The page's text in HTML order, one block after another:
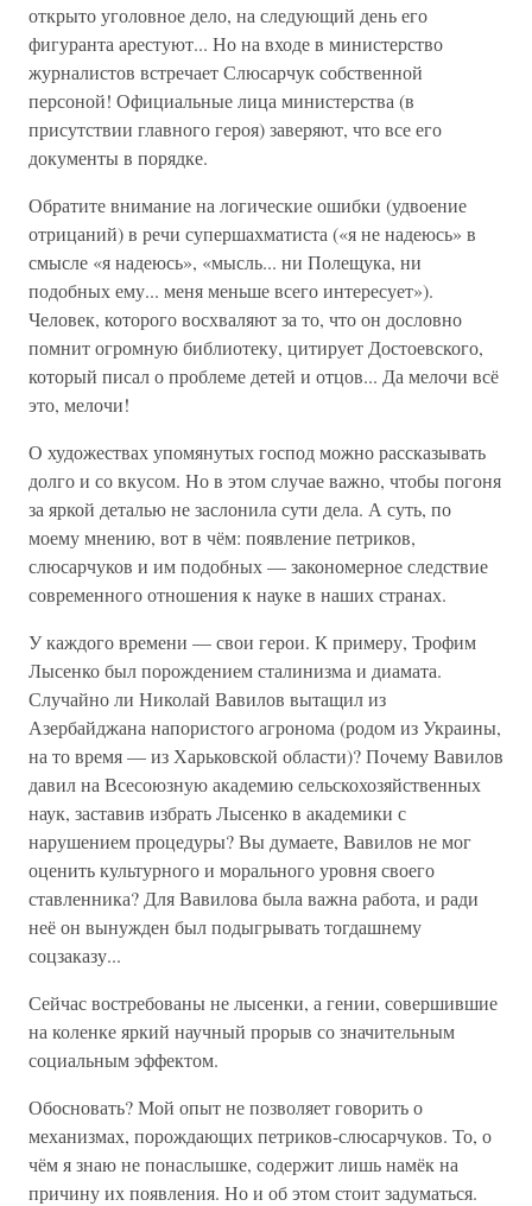
открыто уголовное дело, на следующий день его
фигуранта арестуют... Но на входе в министерство
журналистов встречает Слюсарчук собственной
персоной! Официальные лица министерства (в
присутствии главного героя) заверяют, что все его
документы в порядке.
Обратите внимание на логические ошибки (удвоение
отрицаний) в речи супершахматиста («я не надеюсь» в
смысле «я надеюсь», «мысль... ни Полещука, ни
подобных ему... меня меньше всего интересует»).
Человек, которого восхваляют за то, что он дословно
помнит огромную библиотеку, цитирует Достоевского,
который писал о проблеме детей и отцов... Да мелочи всё
это, мелочи!
О художествах упомянутых господ можно рассказывать
долго и со вкусом. Но в этом случае важно, чтобы погоня
за яркой деталью не заслонила сути дела. А суть, по
моему мнению, вот в чём: появление петриков,
слюсарчуков и им подобных — закономерное следствие
современного отношения к науке в наших странах.
У каждого времени — свои герои. К примеру, Трофим
Лысенко был порождением сталинизма и диамата.
Случайно ли Николай Вавилов вытащил из
Азербайджана напористого агронома (родом из Украины,
на то время — из Харьковской области)? Почему Вавилов
давил на Всесоюзную академию сельскохозяйственных
наук, заставив избрать Лысенко в академики с
нарушением процедуры? Вы думаете, Вавилов не мог
оценить культурного и морального уровня своего
ставленника? Для Вавилова была важна работа, и ради
неё он вынужден был подыгрывать тогдашнему
соцзаказу...
Сейчас востребованы не лысенки, а гении, совершившие
на коленке яркий научный прорыв со значительным
социальным эффектом.
Обосновать? Мой опыт не позволяет говорить о
механизмах, порождающих петриков-слюсарчуков. То, о
чём я знаю не понаслышке, содержит лишь намёк на
причину их появления. Но и об этом стоит задуматься.